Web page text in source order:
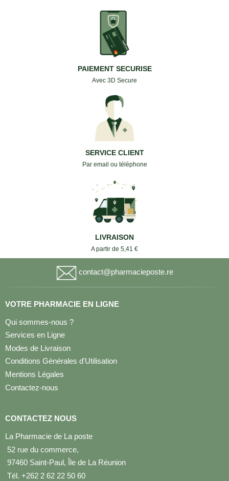
PAIEMENT SECURISE
Avec 3D Secure
SERVICE CLIENT
Par email ou téléphone
LIVRAISON
A partir de 5,41 €
contact@pharmacieposte.re
VOTRE PHARMACIE EN LIGNE
Qui sommes-nous ?
Services en Ligne
Modes de Livraison
Conditions Générales d'Utilisation
Mentions Légales
Contactez-nous
CONTACTEZ NOUS
La Pharmacie de La poste
52 rue du commerce,
97460 Saint-Paul, Île de La Réunion
Tél. +262 2 62 22 50 60